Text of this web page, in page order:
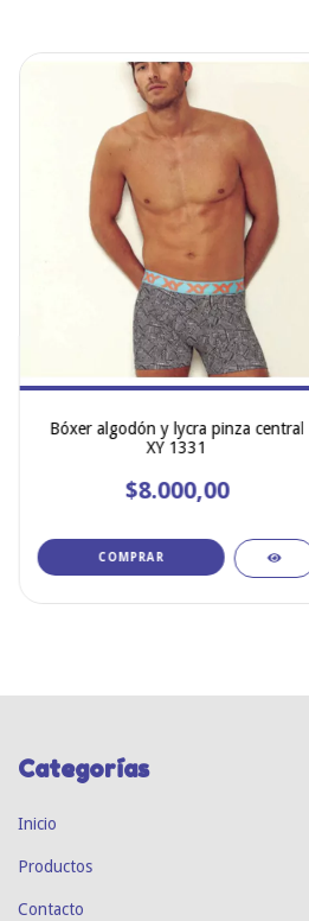
Bóxer algodón y lycra pinza central
XY 1331
$8.000,00
COMPRAR
Categorías
Inicio
Productos
Contacto